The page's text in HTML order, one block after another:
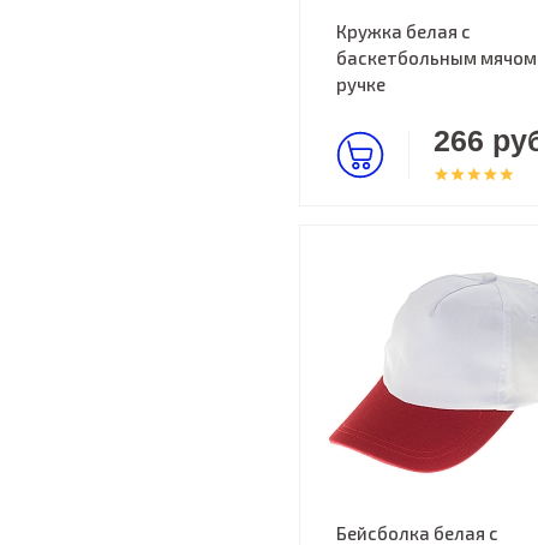
Кружка белая с
баскетбольным
ручке
266
Бейсболка белая с